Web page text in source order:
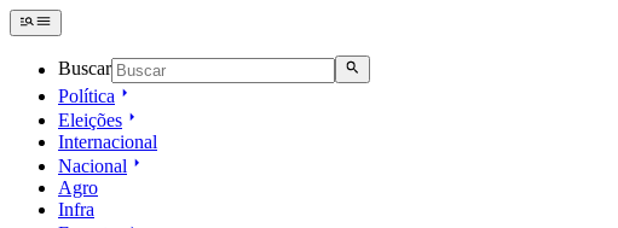
Buscar
Política
Eleições
Internacional
Nacional
Agro
Infra